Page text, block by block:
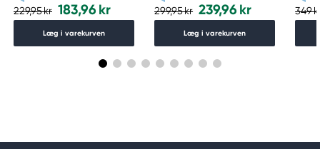
229,95 kr 183,96 kr
Læg i varekurven
299,95 kr 239,96 kr
Læg i varekurven
349